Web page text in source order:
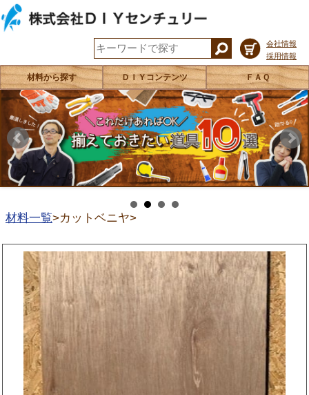
会社情報
採用情報
材料から探す ＤＩＹコンテンツ ＦＡＱ
材料一覧 カットベニヤ